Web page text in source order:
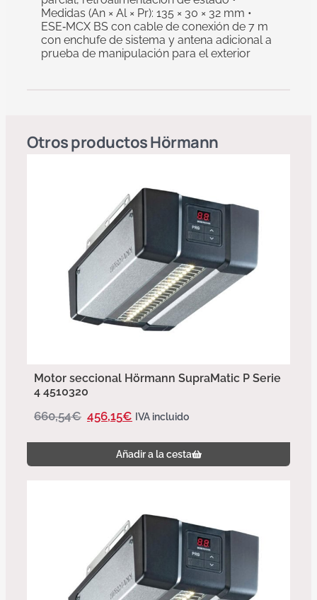
Medidas (An × Al × Pr): 135 × 30 × 32 mm •
ESE‑MCX BS con cable de conexión de 7 m
con enchufe de sistema y antena adicional a
prueba de manipulación para el exterior
Otros productosHörmann
Motor seccional Hörmann SupraMatic P Serie
4 4510320
660,54€ 456,15€ IVA incluido
Añadir a la cesta